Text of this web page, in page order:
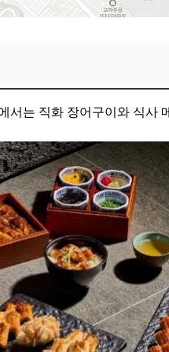
는 직화 장어구이와 식사